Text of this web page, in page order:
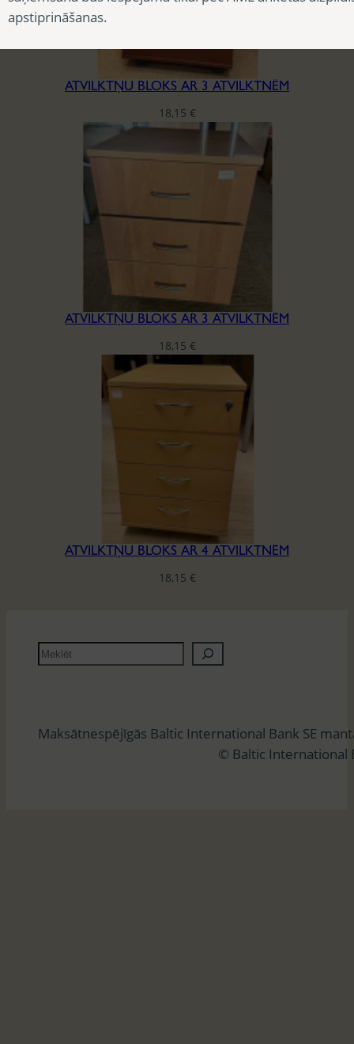
ATVILKTŅU BLOKS AR 3 ATVILKTNĒM
18,15 €
ATVILKTŅU BLOKS AR 3 ATVILKTNĒM
18,15 €
ATVILKTŅU BLOKS AR 4 ATVILKTNĒM
18,15 €
M
e
ē
Maksātnespējīgās Baltic International Bank SE
© Baltic International
apstiprināšanas.